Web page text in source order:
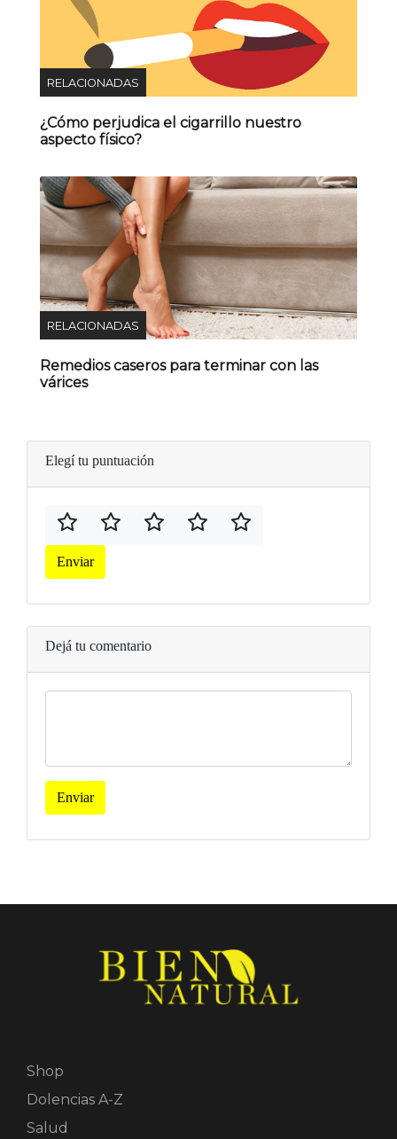
RELACIONADAS
¿Cómo perjudica el cigarrillo nuestro
aspecto físico?
RELACIONADAS
Remedios caseros para terminar con las
várices
Elegí tu puntuación
Enviar
Dejá tu comentario
Enviar
Shop
Dolencias A-Z
Salud